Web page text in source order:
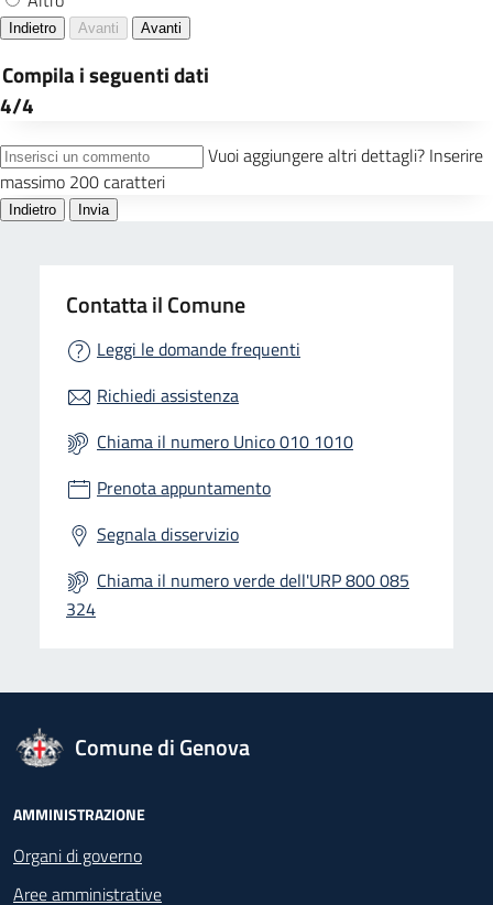
Contatta il Comune
Leggi le domande frequenti
Richiedi assistenza
Chiama il numero Unico 010 1010
Prenota appuntamento
Segnala disservizio
Chiama il numero verde dell'URP 800 085
324
logo Unione Europea
Comune di Genova
Footer - Navigazione
AMMINISTRAZIONE
Organi di governo
Aree amministrative